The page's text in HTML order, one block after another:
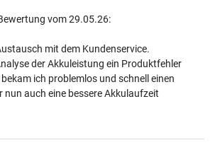
vom 29.05.26:
mit dem Kundenservice.
der Akkuleistung ein Produktfehler
ich problemlos und schnell einen
nun auch eine bessere Akkulaufzeit